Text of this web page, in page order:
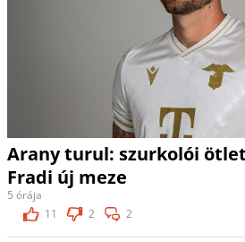
Arany turul: szurkolói
Fradi új meze
5 órája
11
2 2